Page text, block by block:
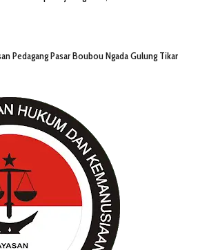
Pedagang Pasar Boubou Ngada Gulung Tikar